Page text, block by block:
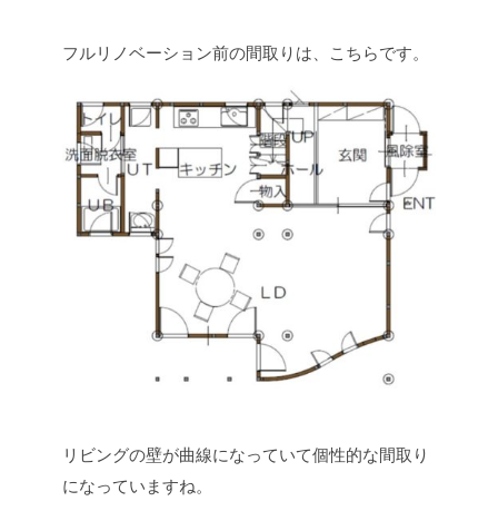
フルリノベーション前の間取りは、こちらです。
リビングの壁が曲線になっていて個性的な間取り
になっていますね。